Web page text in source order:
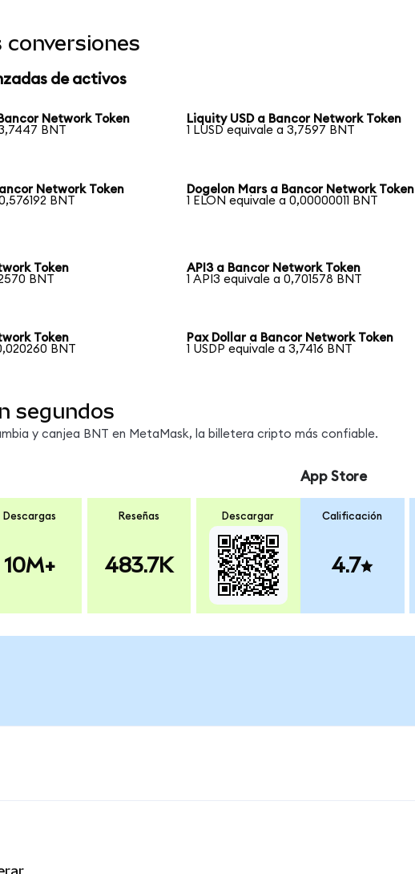
conversiones
de activos
Network Token
BNT
Liquity USD a Bancor Network Token
1 LUSD equivale a 3,7597 BNT
Network Token
BNT
Dogelon Mars a Bancor Network Token
1 ELON equivale a 0,00000011 BNT
Token
BNT
API3 a Bancor Network Token
1 API3 equivale a 0,701578 BNT
Token
BNT
Pax Dollar a Bancor Network Token
1 USDP equivale a 3,7416 BNT
segundos
y canjea BNT en MetaMask, la billetera cripto más confiable.
Descargas
10M+
Reseñas
483.7K
Descargar
App Store
Calificación
4.7